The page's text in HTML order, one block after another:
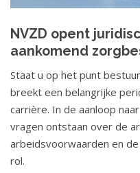
o
u
d
S
p
NVZD opent
aankomend
Staat u op het punt
breekt een belangrijke
carrière. In de aanloop
vragen ontstaan over de
arbeidsvoorwaarden en
rol.